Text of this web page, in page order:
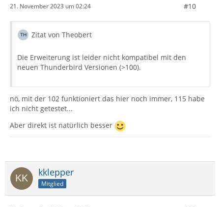
21. November 2023 um 02:24 #10
Zitat von Theobert
Die Erweiterung ist leider nicht kompatibel mit den
neuen Thunderbird Versionen (>100).
nö, mit der 102 funktioniert das hier noch immer, 115 habe
ich nicht getestet...
Aber direkt ist natürlich besser
kklepper
Mitglied